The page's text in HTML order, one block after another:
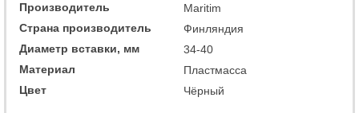
Производитель
Maritim
Страна производитель
Финляндия
Диаметр вставки, мм
34‑40
Материал
Пластмасса
Цвет
Чёрный